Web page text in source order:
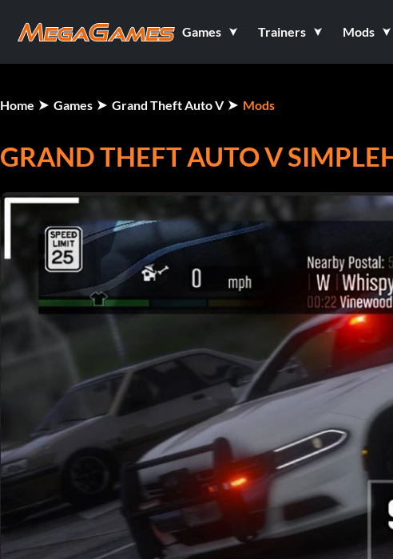
Games Trainers Mods
Home Games Grand Theft Auto V Mods
GRAND THEFT AUTO V